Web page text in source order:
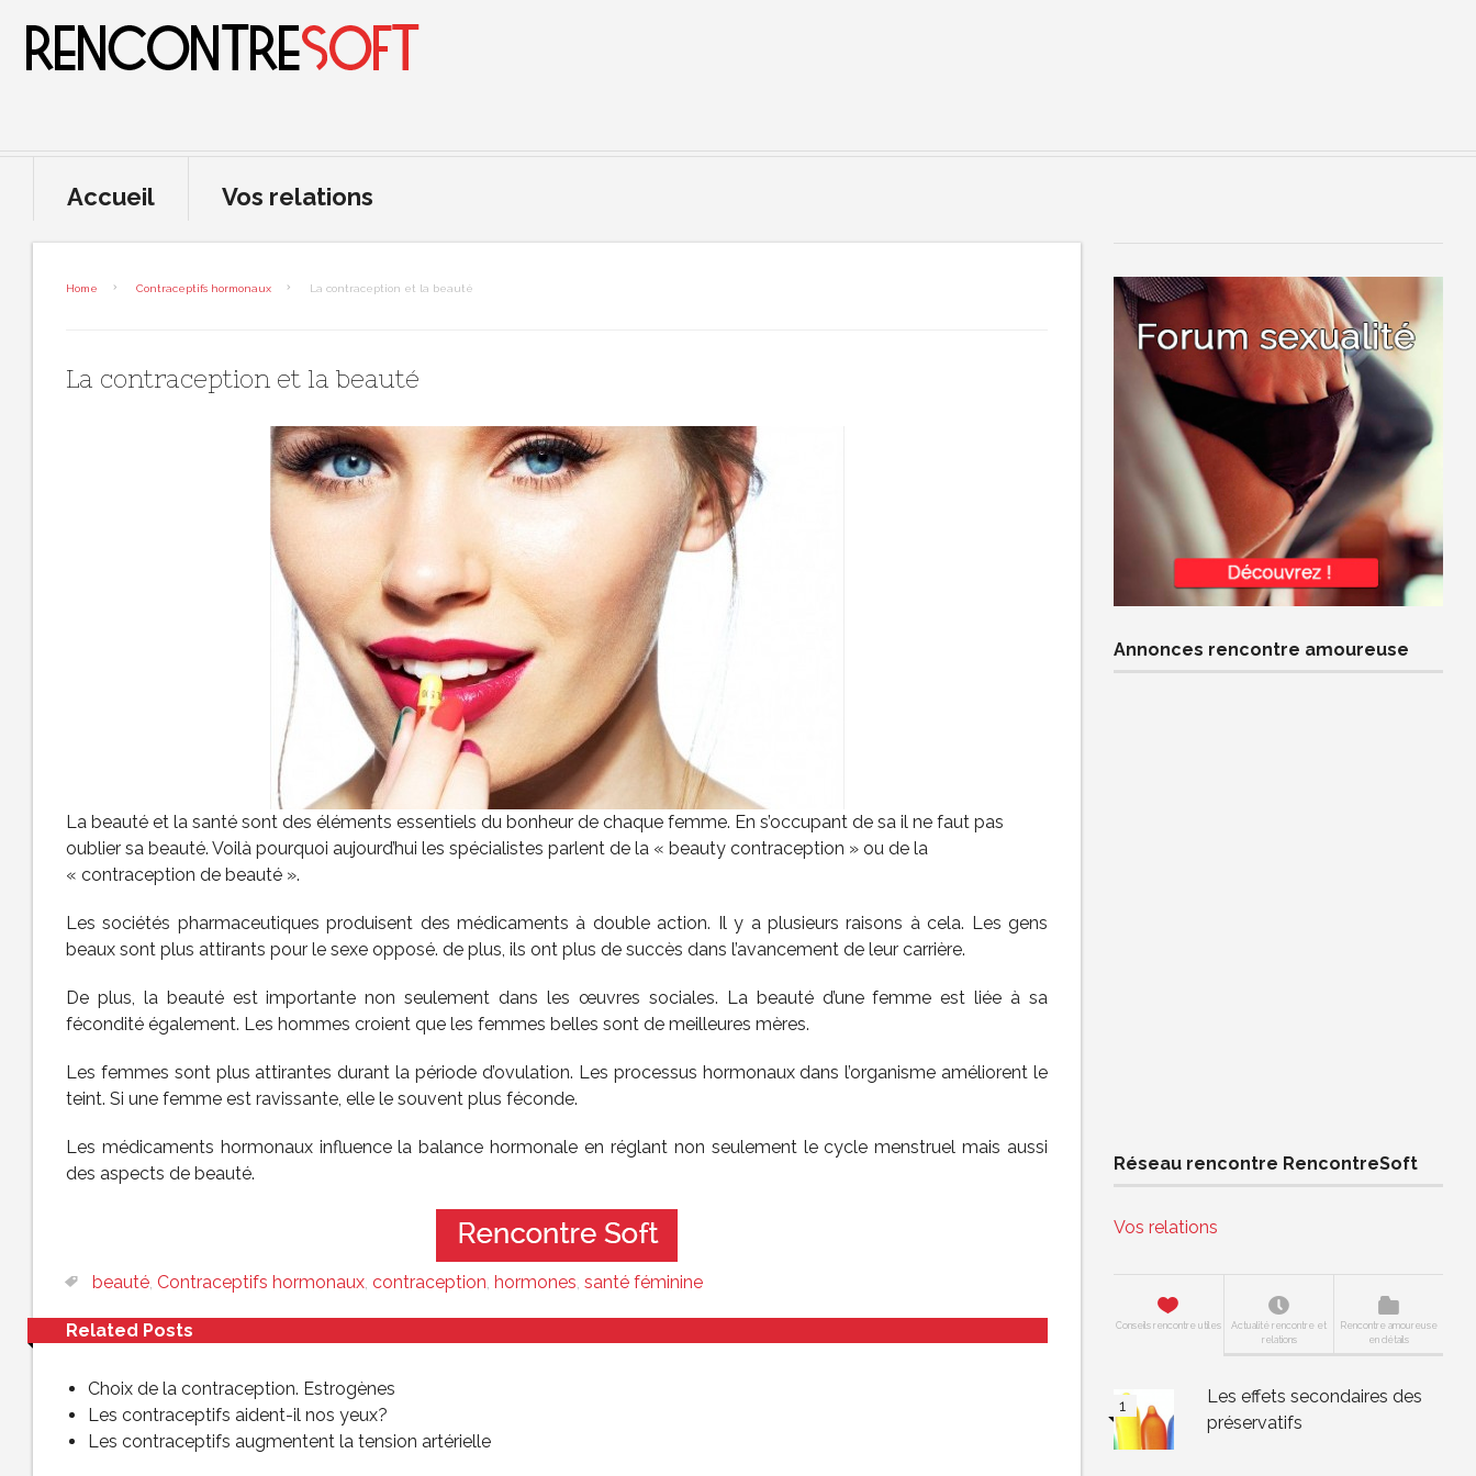
Accueil Vos relations
Home Contraceptifs hormonaux La contraception et la beauté
La contraception et la beauté
La beauté et la santé sont des éléments essentiels du bonheur de chaque femme. En s’occupant de sa il ne faut pas
oublier sa beauté. Voilà pourquoi aujourd’hui les spécialistes parlent de la « beauty contraception » ou de la
« contraception de beauté ».
Les sociétés pharmaceutiques produisent des médicaments à double action. Il y a plusieurs raisons à cela. Les gens
beaux sont plus attirants pour le sexe opposé. de plus, ils ont plus de succès dans l’avancement de leur carrière.
De plus, la beauté est importante non seulement dans les œuvres sociales. La beauté d’une femme est liée à sa
fécondité également. Les hommes croient que les femmes belles sont de meilleures mères.
Les femmes sont plus attirantes durant la période d’ovulation. Les processus hormonaux dans l’organisme améliorent le
teint. Si une femme est ravissante, elle le souvent plus féconde.
Les médicaments hormonaux influence la balance hormonale en réglant non seulement le cycle menstruel mais aussi
des aspects de beauté.
beauté, Contraceptifs hormonaux, contraception, hormones, santé féminine
Related Posts
Choix de la contraception. Estrogènes
Les contraceptifs aident-il nos yeux?
Les contraceptifs augmentent la tension artérielle
Annonces rencontre amoureuse
Réseau rencontre RencontreSoft
Vos relations
Conseils rencontre utiles
Actualité rencontre et
relations
Rencontre amoureuse
en détails
Les effets secondaires des
préservatifs